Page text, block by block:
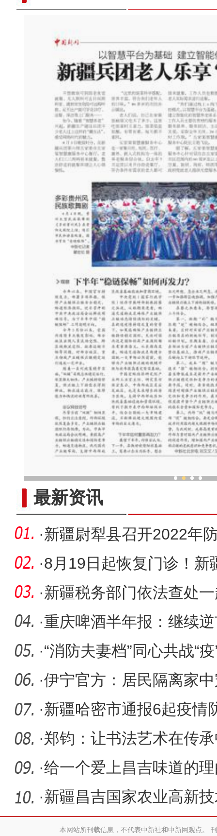
最新资讯
·新疆尉犁县召开2022年
保尉犁河
·8月19日起恢复门诊！新
医院门诊
·新疆税务部门依法查处
件
·重庆啤酒半年报：继续
啤和黑啤
·“消防夫妻档”同心共战“疫
·伊宁官方：居民隔离家
干部已被
·新疆哈密市通报6起疫情
题
·郑钧：让书法艺术在传
·给一个爱上昌吉味道的
葡萄酒产
·新疆昌吉国家农业高新
新高地 农
本网站所刊载信息，不代表中新社和中新网观点。